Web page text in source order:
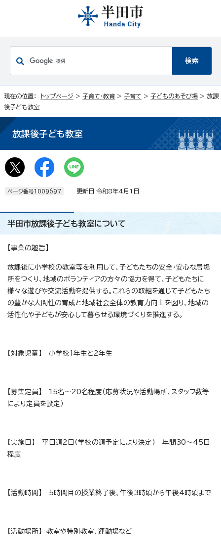
現在の位置： トップページ > 子育て・教育 > 子育て > 子どものあそび場 > 放課
後子ども教室
放課後子ども教室
ページ番号1009697 更新日 令和8年4月1日
半田市放課後子ども教室について
【事業の趣旨】
放課後に小学校の教室等を利用して、子どもたちの安全・安心な居場
所をつくり、地域のボランティアの方々の協力を得て、子どもたちに
様々な遊びや交流活動を提供する。これらの取組を通じて子どもたち
の豊かな人間性の育成と地域社会全体の教育力向上を図り、地域の
活性化や子どもが安心して暮らせる環境づくりを推進する。
【対象児童】 小学校1年生と2年生
【募集定員】 15名～20名程度（応募状況や活動場所、スタッフ数等
により定員を設定）
【実施日】 平日週2日（学校の週予定により決定） 年間30～45日
程度
【活動時間】 5時間目の授業終了後、午後3時頃から午後4時頃まで
【活動場所】 教室や特別教室、運動場など